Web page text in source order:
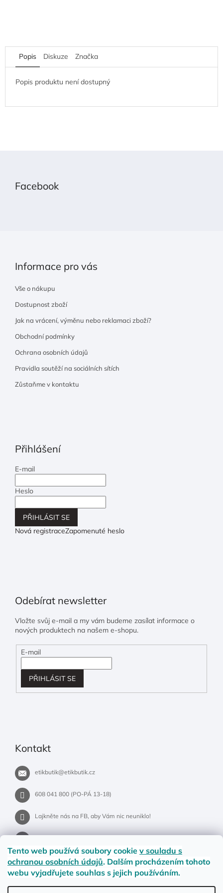
Tento web používá soubory cookie v souladu s
ochranou osobních údajů. Dalším procházením tohoto
webu vyjadřujete souhlas s jejich používáním.
Popis Diskuze Značka
Popis produktu není dostupný
Facebook
Informace pro vás
Vše o nákupu
Dostupnost zboží
Jak na vrácení, výměnu nebo reklamaci zboží?
Obchodní podmínky
Ochrana osobních údajů
Pravidla soutěží na sociálních sítích
Zůstaňme v kontaktu
Přihlášení
E-mail
Heslo
PŘIHLÁSIT SE
Nová registraceZapomenuté heslo
Odebírat newsletter
Vložte svůj e-mail a my vám budeme zasílat informace o
nových produktech na našem e-shopu.
E-mail
PŘIHLÁSIT SE
Kontakt
etikbutik@etikbutik.cz
608 041 800 (PO-PÁ 13-18)
Lajkněte nás na FB, aby Vám nic neuniklo!